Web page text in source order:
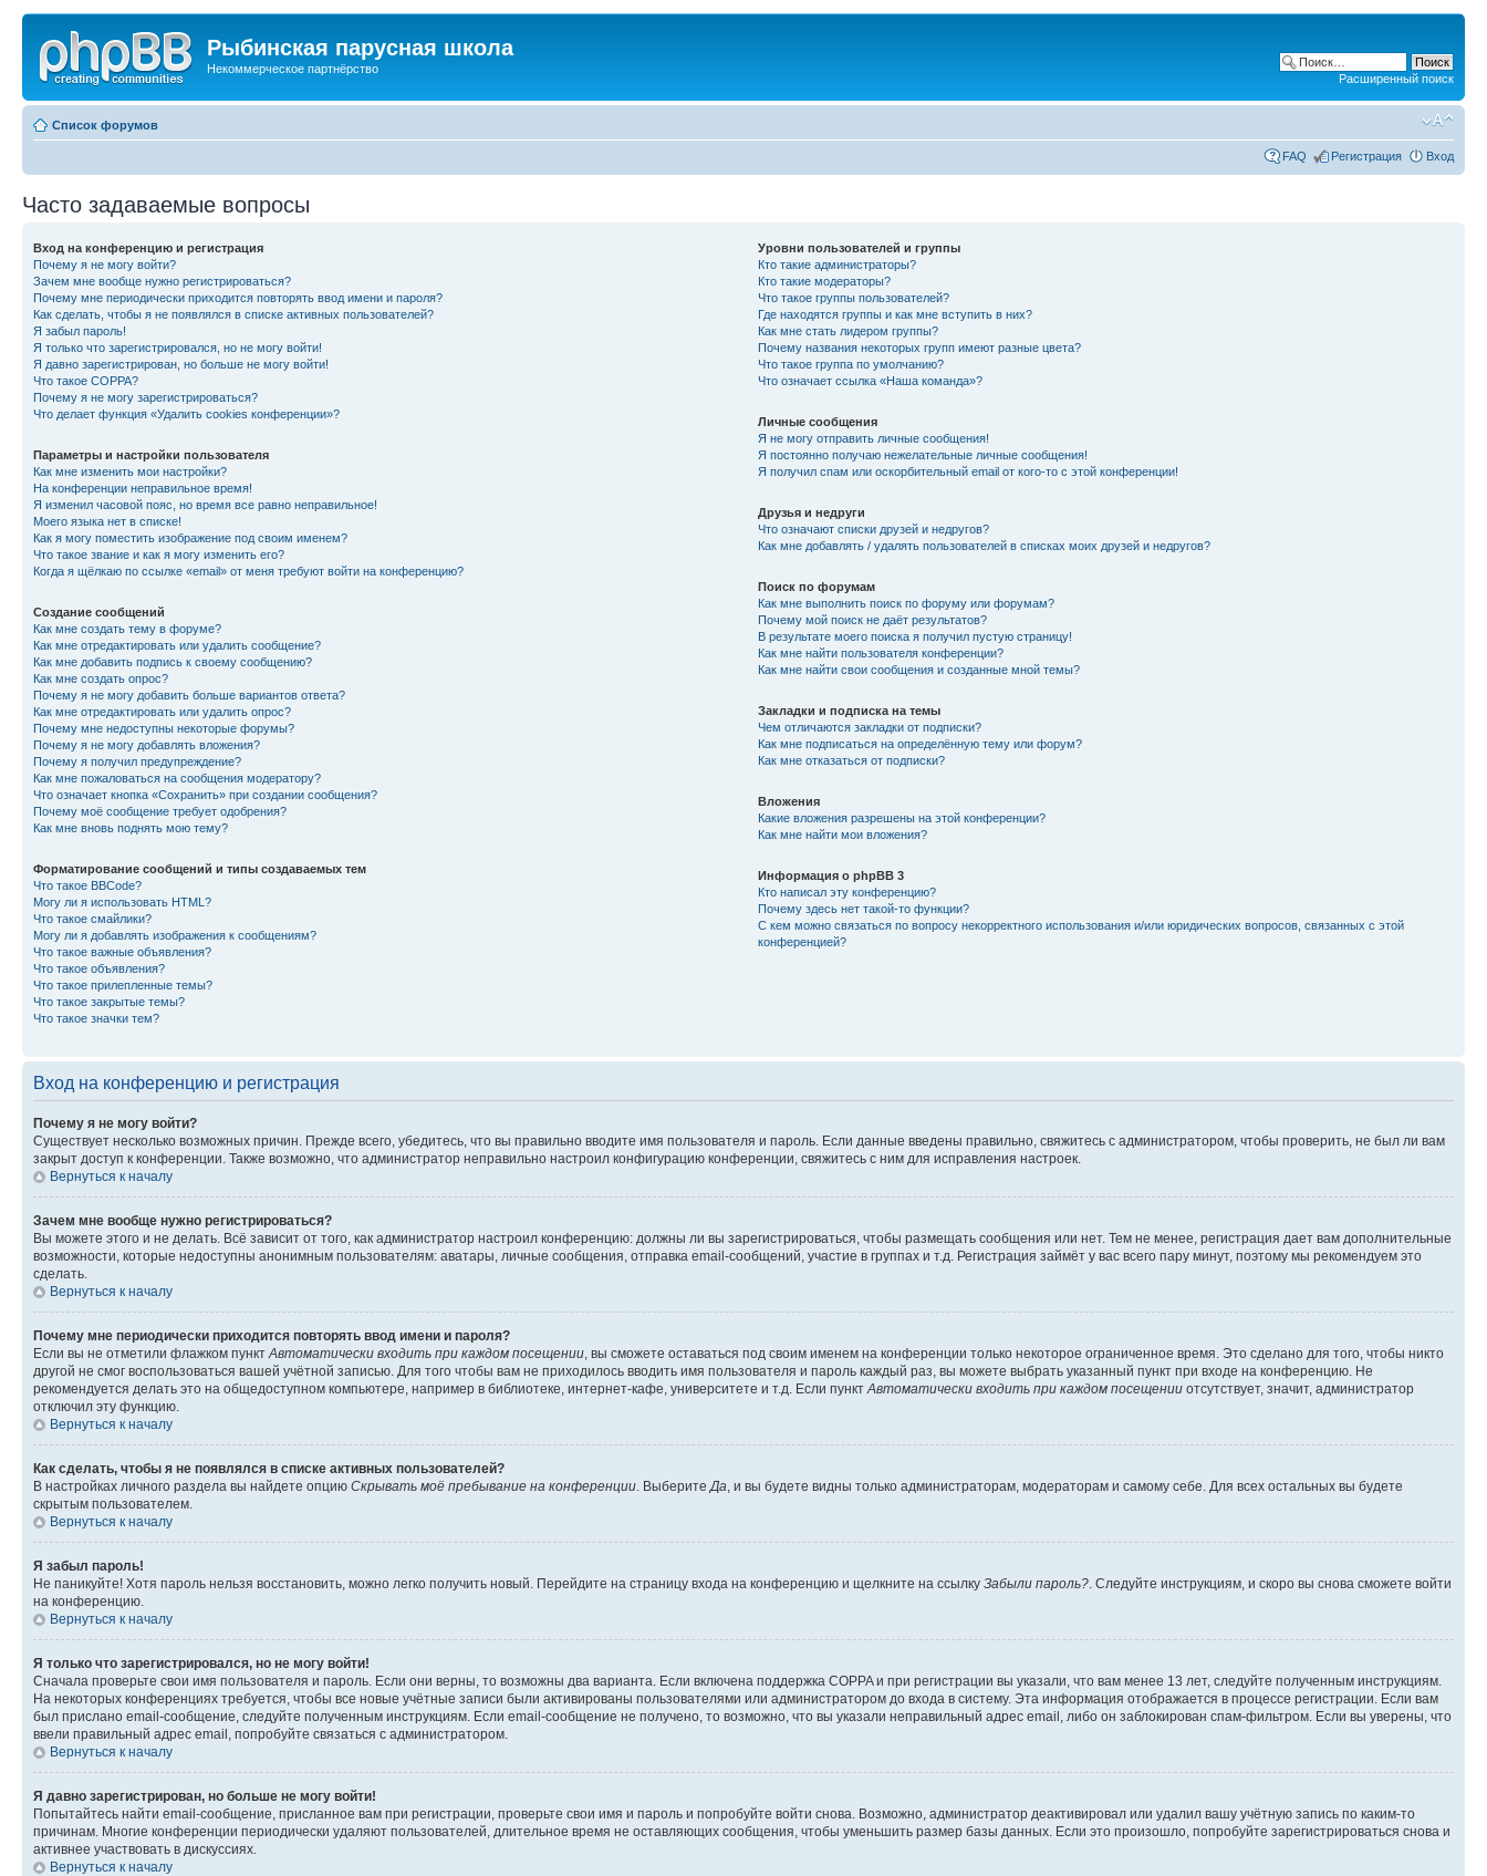
Рыбинская парусная школа
Некоммерческое партнёрство
Расширенный поиск
Список форумов
FAQ Регистрация Вход
Часто задаваемые вопросы
Вход на конференцию и регистрация
Почему я не могу войти?
Зачем мне вообще нужно регистрироваться?
Почему мне периодически приходится повторять ввод имени и пароля?
Как сделать, чтобы я не появлялся в списке активных пользователей?
Я забыл пароль!
Я только что зарегистрировался, но не могу войти!
Я давно зарегистрирован, но больше не могу войти!
Что такое COPPA?
Почему я не могу зарегистрироваться?
Что делает функция «Удалить cookies конференции»?
Параметры и настройки пользователя
Как мне изменить мои настройки?
На конференции неправильное время!
Я изменил часовой пояс, но время все равно неправильное!
Моего языка нет в списке!
Как я могу поместить изображение под своим именем?
Что такое звание и как я могу изменить его?
Когда я щёлкаю по ссылке «email» от меня требуют войти на конференцию?
Создание сообщений
Как мне создать тему в форуме?
Как мне отредактировать или удалить сообщение?
Как мне добавить подпись к своему сообщению?
Как мне создать опрос?
Почему я не могу добавить больше вариантов ответа?
Как мне отредактировать или удалить опрос?
Почему мне недоступны некоторые форумы?
Почему я не могу добавлять вложения?
Почему я получил предупреждение?
Как мне пожаловаться на сообщения модератору?
Что означает кнопка «Сохранить» при создании сообщения?
Почему моё сообщение требует одобрения?
Как мне вновь поднять мою тему?
Форматирование сообщений и типы создаваемых тем
Что такое BBCode?
Могу ли я использовать HTML?
Что такое смайлики?
Могу ли я добавлять изображения к сообщениям?
Что такое важные объявления?
Что такое объявления?
Что такое прилепленные темы?
Что такое закрытые темы?
Что такое значки тем?
Уровни пользователей и группы
Кто такие администраторы?
Кто такие модераторы?
Что такое группы пользователей?
Где находятся группы и как мне вступить в них?
Как мне стать лидером группы?
Почему названия некоторых групп имеют разные цвета?
Что такое группа по умолчанию?
Что означает ссылка «Наша команда»?
Личные сообщения
Я не могу отправить личные сообщения!
Я постоянно получаю нежелательные личные сообщения!
Я получил спам или оскорбительный email от кого-то с этой конференции!
Друзья и недруги
Что означают списки друзей и недругов?
Как мне добавлять / удалять пользователей в списках моих друзей и недругов?
Поиск по форумам
Как мне выполнить поиск по форуму или форумам?
Почему мой поиск не даёт результатов?
В результате моего поиска я получил пустую страницу!
Как мне найти пользователя конференции?
Как мне найти свои сообщения и созданные мной темы?
Закладки и подписка на темы
Чем отличаются закладки от подписки?
Как мне подписаться на определённую тему или форум?
Как мне отказаться от подписки?
Вложения
Какие вложения разрешены на этой конференции?
Как мне найти мои вложения?
Информация о phpBB 3
Кто написал эту конференцию?
Почему здесь нет такой-то функции?
С кем можно связаться по вопросу некорректного использования и/или юридических вопросов, связанных с этой
конференцией?
Вход на конференцию и регистрация
Почему я не могу войти?
Существует несколько возможных причин. Прежде всего, убедитесь, что вы правильно вводите имя пользователя и пароль. Если данные введены правильно, свяжитесь с администратором, чтобы проверить, не был ли вам
закрыт доступ к конференции. Также возможно, что администратор неправильно настроил конфигурацию конференции, свяжитесь с ним для исправления настроек.
Вернуться к началу
Зачем мне вообще нужно регистрироваться?
Вы можете этого и не делать. Всё зависит от того, как администратор настроил конференцию: должны ли вы зарегистрироваться, чтобы размещать сообщения или нет. Тем не менее, регистрация дает вам дополнительные
возможности, которые недоступны анонимным пользователям: аватары, личные сообщения, отправка email-сообщений, участие в группах и т.д. Регистрация займёт у вас всего пару минут, поэтому мы рекомендуем это
сделать.
Вернуться к началу
Почему мне периодически приходится повторять ввод имени и пароля?
Если вы не отметили флажком пункт Автоматически входить при каждом посещении , вы сможете оставаться под своим именем на конференции только некоторое ограниченное время. Это сделано для того, чтобы никто
другой не смог воспользоваться вашей учётной записью. Для того чтобы вам не приходилось вводить имя пользователя и пароль каждый раз, вы можете выбрать указанный пункт при входе на конференцию. Не
рекомендуется делать это на общедоступном компьютере, например в библиотеке, интернет-кафе, университете и т.д. Если пункт Автоматически входить при каждом посещении отсутствует, значит, администратор
отключил эту функцию.
Вернуться к началу
Как сделать, чтобы я не появлялся в списке активных пользователей?
В настройках личного раздела вы найдете опцию Скрывать моё пребывание на конференции . Выберите Да , и вы будете видны только администраторам, модераторам и самому себе. Для всех остальных вы будете
скрытым пользователем.
Вернуться к началу
Я забыл пароль!
Не паникуйте! Хотя пароль нельзя восстановить, можно легко получить новый. Перейдите на страницу входа на конференцию и щелкните на ссылку Забыли пароль? . Следуйте инструкциям, и скоро вы снова сможете войти
на конференцию.
Вернуться к началу
Я только что зарегистрировался, но не могу войти!
Сначала проверьте свои имя пользователя и пароль. Если они верны, то возможны два варианта. Если включена поддержка COPPA и при регистрации вы указали, что вам менее 13 лет, следуйте полученным инструкциям.
На некоторых конференциях требуется, чтобы все новые учётные записи были активированы пользователями или администратором до входа в систему. Эта информация отображается в процессе регистрации. Если вам
был прислано email-сообщение, следуйте полученным инструкциям. Если email-сообщение не получено, то возможно, что вы указали неправильный адрес email, либо он заблокирован спам-фильтром. Если вы уверены, что
ввели правильный адрес email, попробуйте связаться с администратором.
Вернуться к началу
Я давно зарегистрирован, но больше не могу войти!
Попытайтесь найти email-сообщение, присланное вам при регистрации, проверьте свои имя и пароль и попробуйте войти снова. Возможно, администратор деактивировал или удалил вашу учётную запись по каким-то
причинам. Многие конференции периодически удаляют пользователей, длительное время не оставляющих сообщения, чтобы уменьшить размер базы данных. Если это произошло, попробуйте зарегистрироваться снова и
активнее участвовать в дискуссиях.
Вернуться к началу